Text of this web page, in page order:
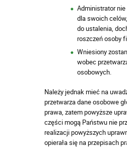
Administrator
dla swoich
do ustalenia,
roszczeń osoby
Wniesiony
wobec
osobowych.
Należy jednak mieć na
przetwarza dane osobowe
prawa, zatem powyższe
części mogą Państwu nie
realizacji powyższych
opierała się na przepisach